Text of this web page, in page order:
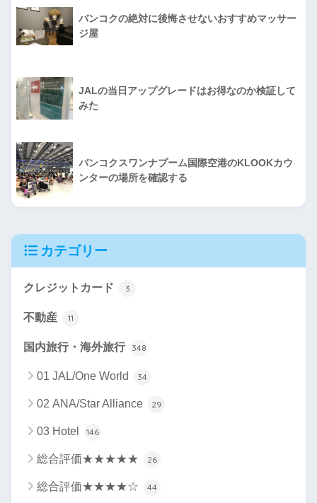
バンコクの絶対に後悔させないおすすめマッサー
ジ屋
JALの当日アップグレードはお得なのか検証して
みた
バンコクスワンナプーム国際空港のKLOOKカウ
ンターの場所を確認する
カテゴリー
クレジットカード 3
不動産 11
国内旅行・海外旅行 348
01 JAL/One World 34
02 ANA/Star Alliance 29
03 Hotel 146
総合評価★★★★★ 26
総合評価★★★★☆ 44